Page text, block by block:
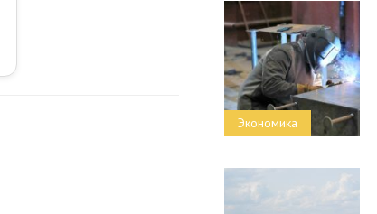
Экономика